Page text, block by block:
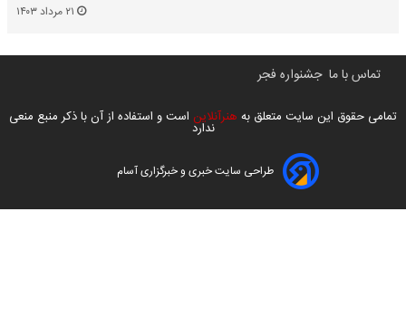
تماس با ما جشنواره فجر
تمامی حقوق این سایت متعلق به هنرآنلاین است و استفاده از آن با ذکر منبع منعی
ندارد
طراحی سایت خبری و خبرگزاری آسام